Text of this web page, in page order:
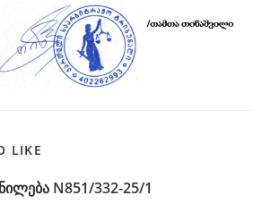
LIKE
N851/332-25/1